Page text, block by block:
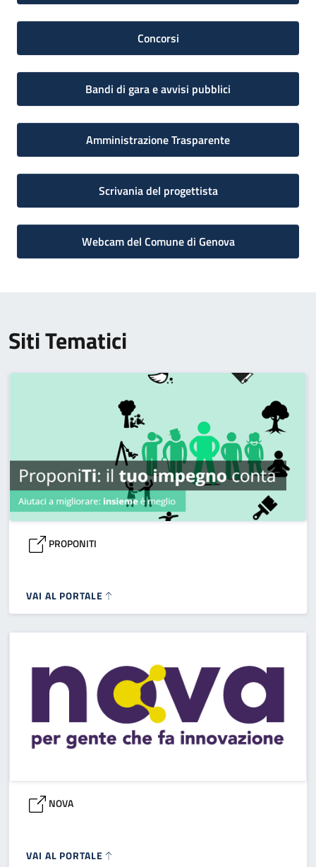
Concorsi
Bandi di gara e avvisi pubblici
Amministrazione Trasparente
Scrivania del progettista
Webcam del Comune di Genova
Siti Tematici
PROPONITI
VAI AL PORTALE
NOVA
VAI AL PORTALE